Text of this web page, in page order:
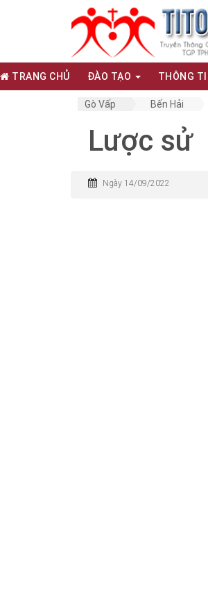
TRANG CHỦ ĐÀO TẠO THÔNG
Gò Vấp Bến Hải
Lược sử
Ngày 14/09/2022